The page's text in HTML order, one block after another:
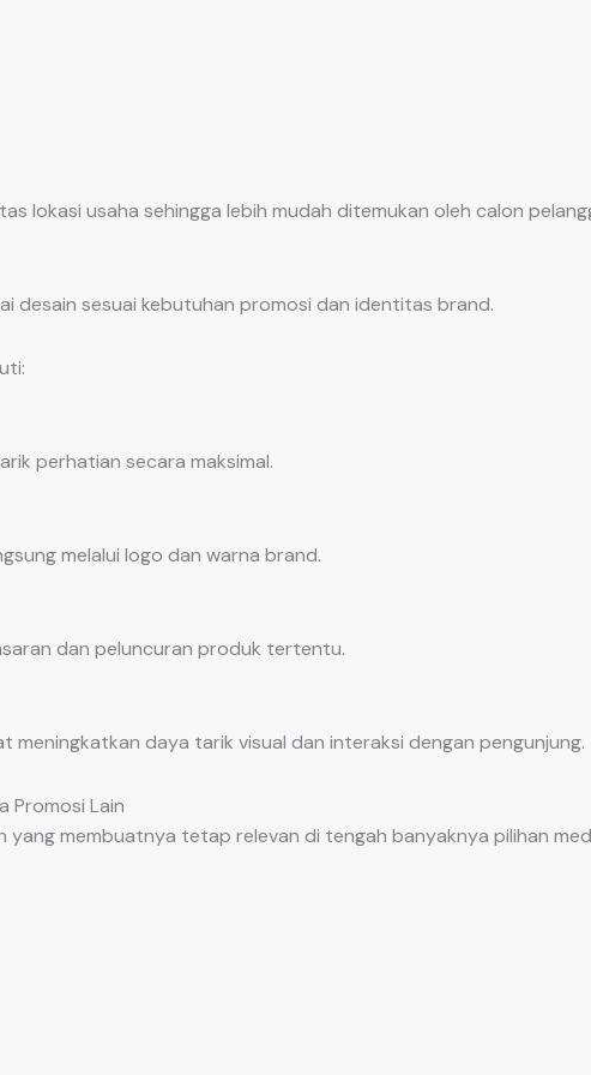
lokasi usaha sehingga lebih mudah ditemukan oleh calon
desain sesuai kebutuhan promosi dan identitas brand.
perhatian secara maksimal.
melalui logo dan warna brand.
dan peluncuran produk tertentu.
meningkatkan daya tarik visual dan interaksi dengan pengunjung.
Promosi Lain
yang membuatnya tetap relevan di tengah banyaknya pilihan